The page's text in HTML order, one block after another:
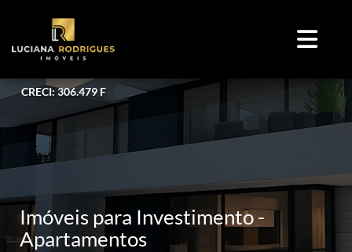
CRECI: 306.479 F
Imóveis para Investimento -
Apartamentos